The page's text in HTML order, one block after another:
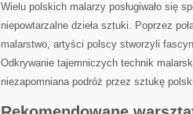
Wielu ⁢polskich malarzy posługiwało się
⁤niepowtarzalne dzieła sztuki. Poprzez
malarstwo, artyści polscy stworzyli
Odkrywanie ⁤tajemniczych technik
niezapomniana podróż przez sztukę